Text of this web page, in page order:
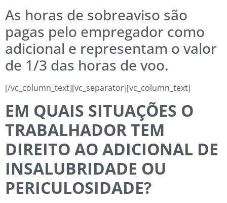
As horas de sobreaviso são
pagas pelo empregador como
adicional e representam o valor
de 1/3 das horas de voo.
[/vc_column_text][vc_separator][vc_column_text]
EM QUAIS SITUAÇÕES O
TRABALHADOR TEM
DIREITO AO ADICIONAL DE
INSALUBRIDADE OU
PERICULOSIDADE?